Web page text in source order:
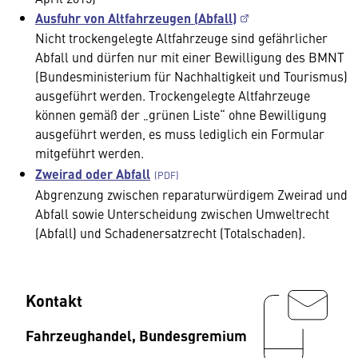
Ausfuhr von Altfahrzeugen (Abfall)
Nicht trockengelegte Altfahrzeuge sind gefährlicher
Abfall und dürfen nur mit einer Bewilligung des BMNT
(Bundesministerium für Nachhaltigkeit und Tourismus)
ausgeführt werden. Trockengelegte Altfahrzeuge
können gemäß der „grünen Liste“ ohne Bewilligung
ausgeführt werden, es muss lediglich ein Formular
mitgeführt werden.
Zweirad oder Abfall
Abgrenzung zwischen reparaturwürdigem Zweirad und
Abfall sowie Unterscheidung zwischen Umweltrecht
(Abfall) und Schadenersatzrecht (Totalschaden).
Kontakt
Fahrzeughandel, Bundesgremium